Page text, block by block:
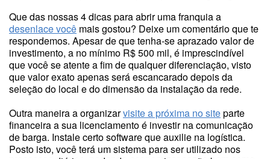
Que das nossas 4 dicas para abrir uma franquia a
desenlace você mais gostou? Deixe um comentário que te
respondemos. Apesar de que tenha-se aprazado valor de
investimento, a no mínimo R$ 500 mil, é imprescindível
que você se atente a fim de qualquer diferenciação, visto
que valor exato apenas será escancarado depois da
seleção do local e do dimensão da instalação da rede.
Outra maneira a organizarvisite a próxima no siteparte
financeira a sua licenciamento é investir na comunicação
de barga. Instale certo software que auxilie na logística.
Posto isto, você terá um sistema para ser utilizado nos